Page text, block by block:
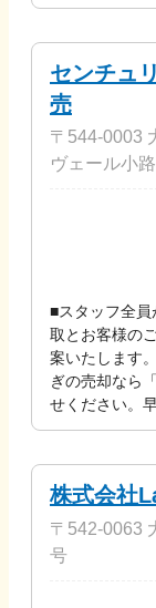
センチュ
売
〒544-0003
ヴェール小
■スタッフ全
取とお客様の
案いたします
ぎの売却なら
せください。
株式会社
〒542-0063
号